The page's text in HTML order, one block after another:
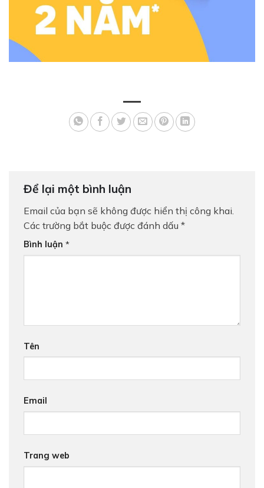
Trả hết Trả góp
Để lại một bình luận
Email của bạn sẽ không được hiển thị công khai.
Các trường bắt buộc được đánh dấu *
Bình luận *
Tên
Email
Trang web